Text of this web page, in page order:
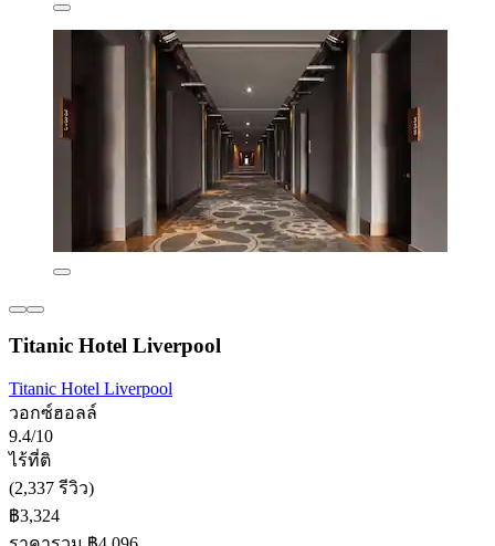
Titanic Hotel Liverpool
Titanic Hotel Liverpool
วอกซ์ฮอลล์
9.4/10
ไร้ที่ติ
(2,337 รีวิว)
฿3,324